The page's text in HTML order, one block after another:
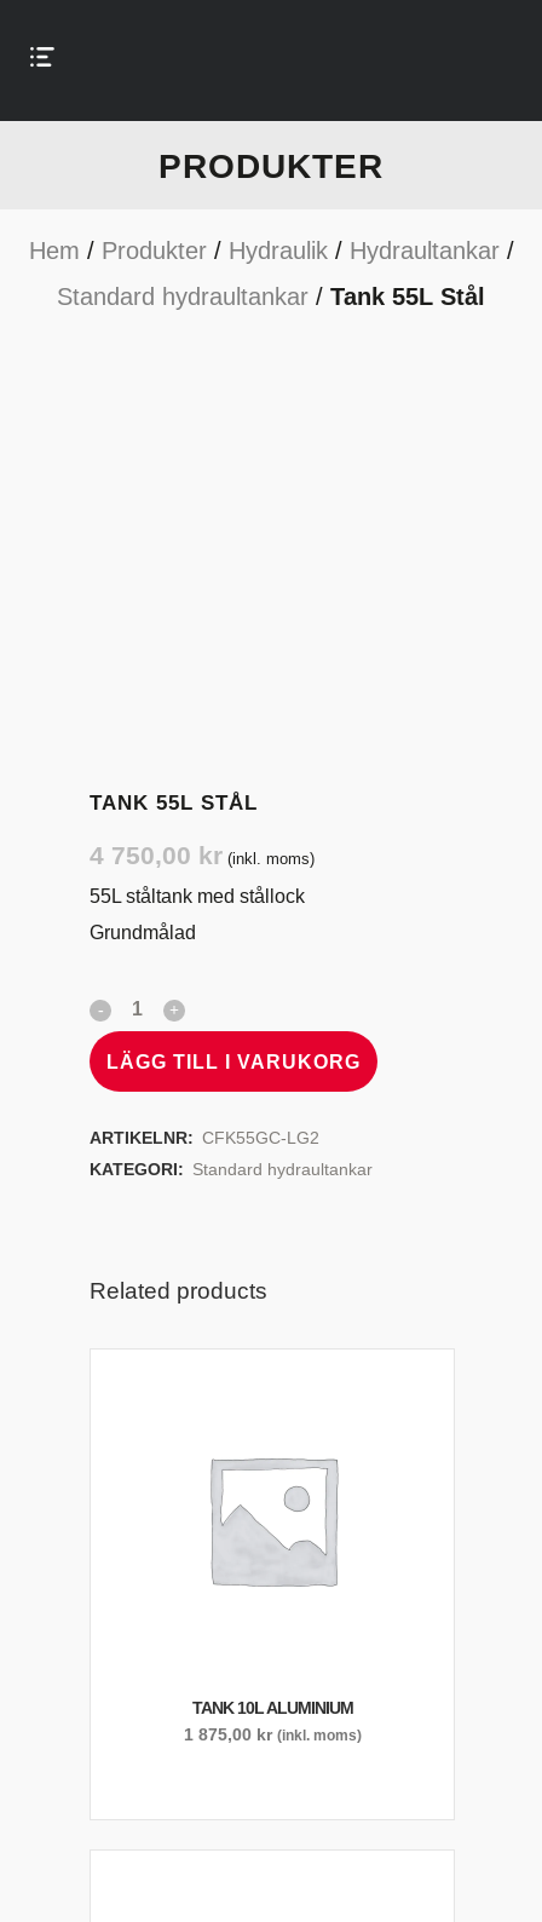
PRODUKTER
Hem / Produkter/ Hydraulik/ Hydraultankar/
Standard hydraultankar / Tank 55L Stål
TANK 55L STÅL
4 750,00 kr (inkl. moms)
55L ståltank med stållock
Grundmålad
LÄGG TILL I VARUKORG
ARTIKELNR: CFK55GC-LG2
KATEGORI: Standard hydraultankar
Related products
TANK 10L ALUMINIUM
1 875,00 kr (inkl. moms)